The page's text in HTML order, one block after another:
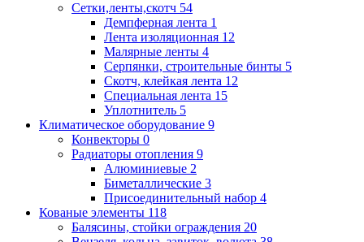
Сетки,ленты,скотч 54
Демпферная лента 1
Лента изоляционная 12
Малярные ленты 4
Серпянки, строительные бинты 5
Скотч, клейкая лента 12
Специальная лента 15
Уплотнитель 5
Климатическое оборудование 9
Конвекторы 0
Радиаторы отопления 9
Алюминиевые 2
Биметаллические 3
Присоединительный набор 4
Кованые элементы 118
Балясины, стойки ограждения 20